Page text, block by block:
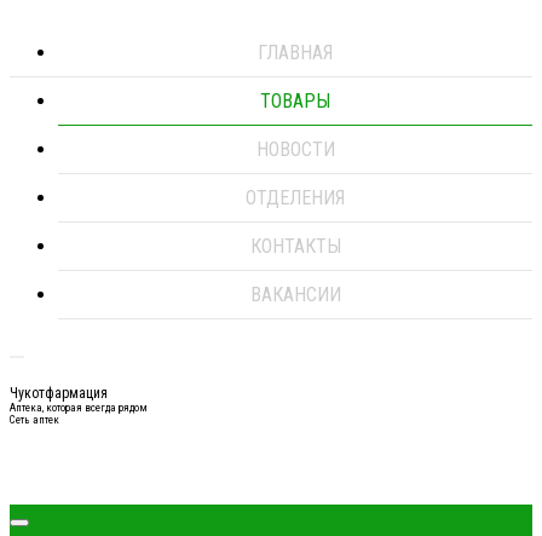
ГЛАВНАЯ
ТОВАРЫ
НОВОСТИ
ОТДЕЛЕНИЯ
КОНТАКТЫ
ВАКАНСИИ
Чукотфармация
Аптека, которая всегда рядом
Сеть аптек